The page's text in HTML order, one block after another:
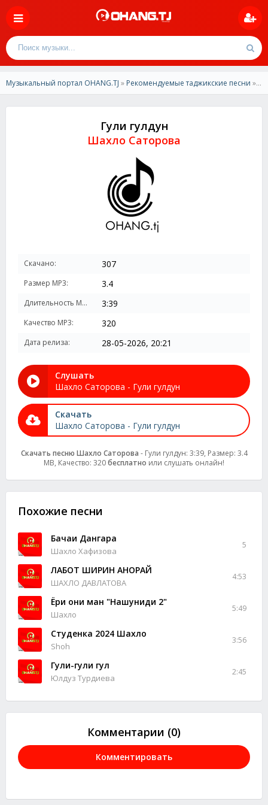
Музыкальный портал OHANG.TJ » Рекомендуемые таджикские песни » Шахло Саторова -Гули гулдун
Гули гулдун
Шахло Саторова
Скачано: 307
Размер MP3: 3.4
Длительность MP3: 3:39
Качество MP3: 320
Дата релиза: 28-05-2026, 20:21
Слушать
Шахло Саторова - Гули гулдун
Скачать
Шахло Саторова - Гули гулдун
Скачать песню Шахло Саторова - Гули гулдун: 3:39, Размер: 3.4
MB, Качество: 320бесплатно или слушать онлайн!
Похожие песни
Бачаи Дангара
Шахло Хафизова
5
ЛАБОТ ШИРИН АНОРАЙ
ШАХЛО ДАВЛАТОВА
4:53
Ёри ҷони ман "Нашуниди 2"
Шахло
5:49
Студенка 2024 Шахло
Shoh
3:56
Гули-гули гул
Юлдуз Турдиева
2:45
Комментарии (0)
Комментировать